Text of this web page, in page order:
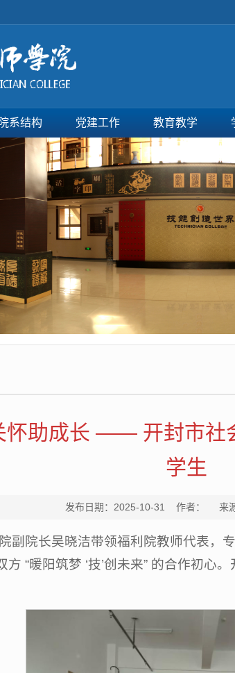
院系结构 党建工作 教育教学
怀助成长 —— 开封市社
学生
发布日期：2025-10-31 作者： 来
副院长吴晓洁带领福利院教师代表，
“暖阳筑梦 ‘技’创未来” 的合作初心